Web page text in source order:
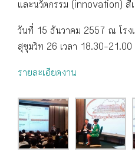
และนวัตกรรม (innovation) สี
วันที่ 15 ธันวาคม 2557 ณ โร
สุขุมวิท 26 เวลา 18.30-21.00
รายละเอียดงาน